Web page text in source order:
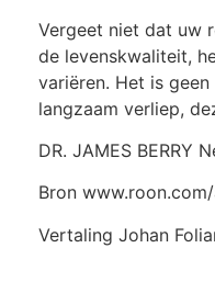
Vergeet niet dat uw
de levenskwaliteit,
variëren. Het is
langzaam verliep,
DR. JAMES BERRY
Bron
Vertaling Johan